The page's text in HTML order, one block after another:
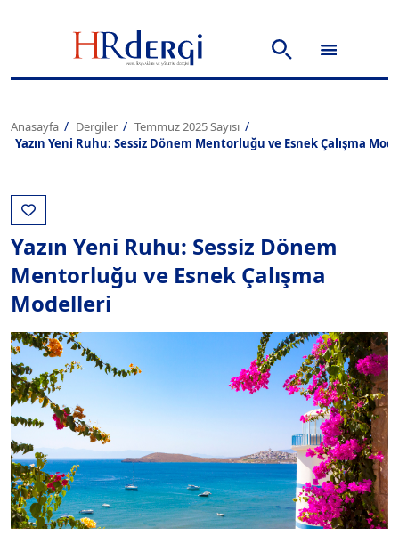
Anasayfa Dergiler
Temmuz 2025 Sayısı
Yazın Yeni Ruhu: Sessiz Dönem Mentorluğu ve Esnek Çalışma
Yazın Yeni Ruhu: Sessiz Dönem
Mentorluğu ve Esnek Çalışma
Modelleri